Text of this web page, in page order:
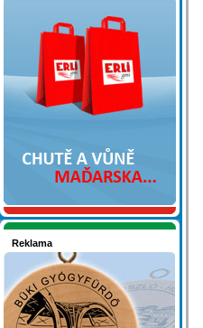
Reklama
Seznamete se - Maďarsko